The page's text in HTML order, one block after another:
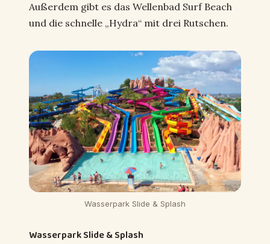
Außerdem gibt es das Wellenbad Surf Beach
und die schnelle „Hydra“ mit drei Rutschen.
Wasserpark Slide & Splash
Wasserpark Slide & Splash